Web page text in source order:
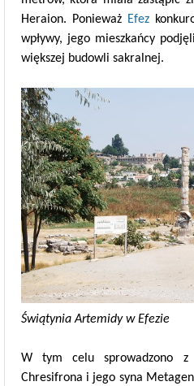
Heraion. Ponieważ Efez
wpływy, jego mieszkańcy
większej budowli sakralnej.
Świątynia Artemidy w Efezie
W tym celu sprowadzono z
Chresifrona i jego syna